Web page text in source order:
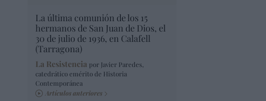
La última comunión de los 15
hermanos de San Juan de Dios, el
30 de julio de 1936, en Calafell
(Tarragona)
La Resistencia por Javier Paredes,
catedrático emérito de Historia
Contemporánea
Artículos anteriores